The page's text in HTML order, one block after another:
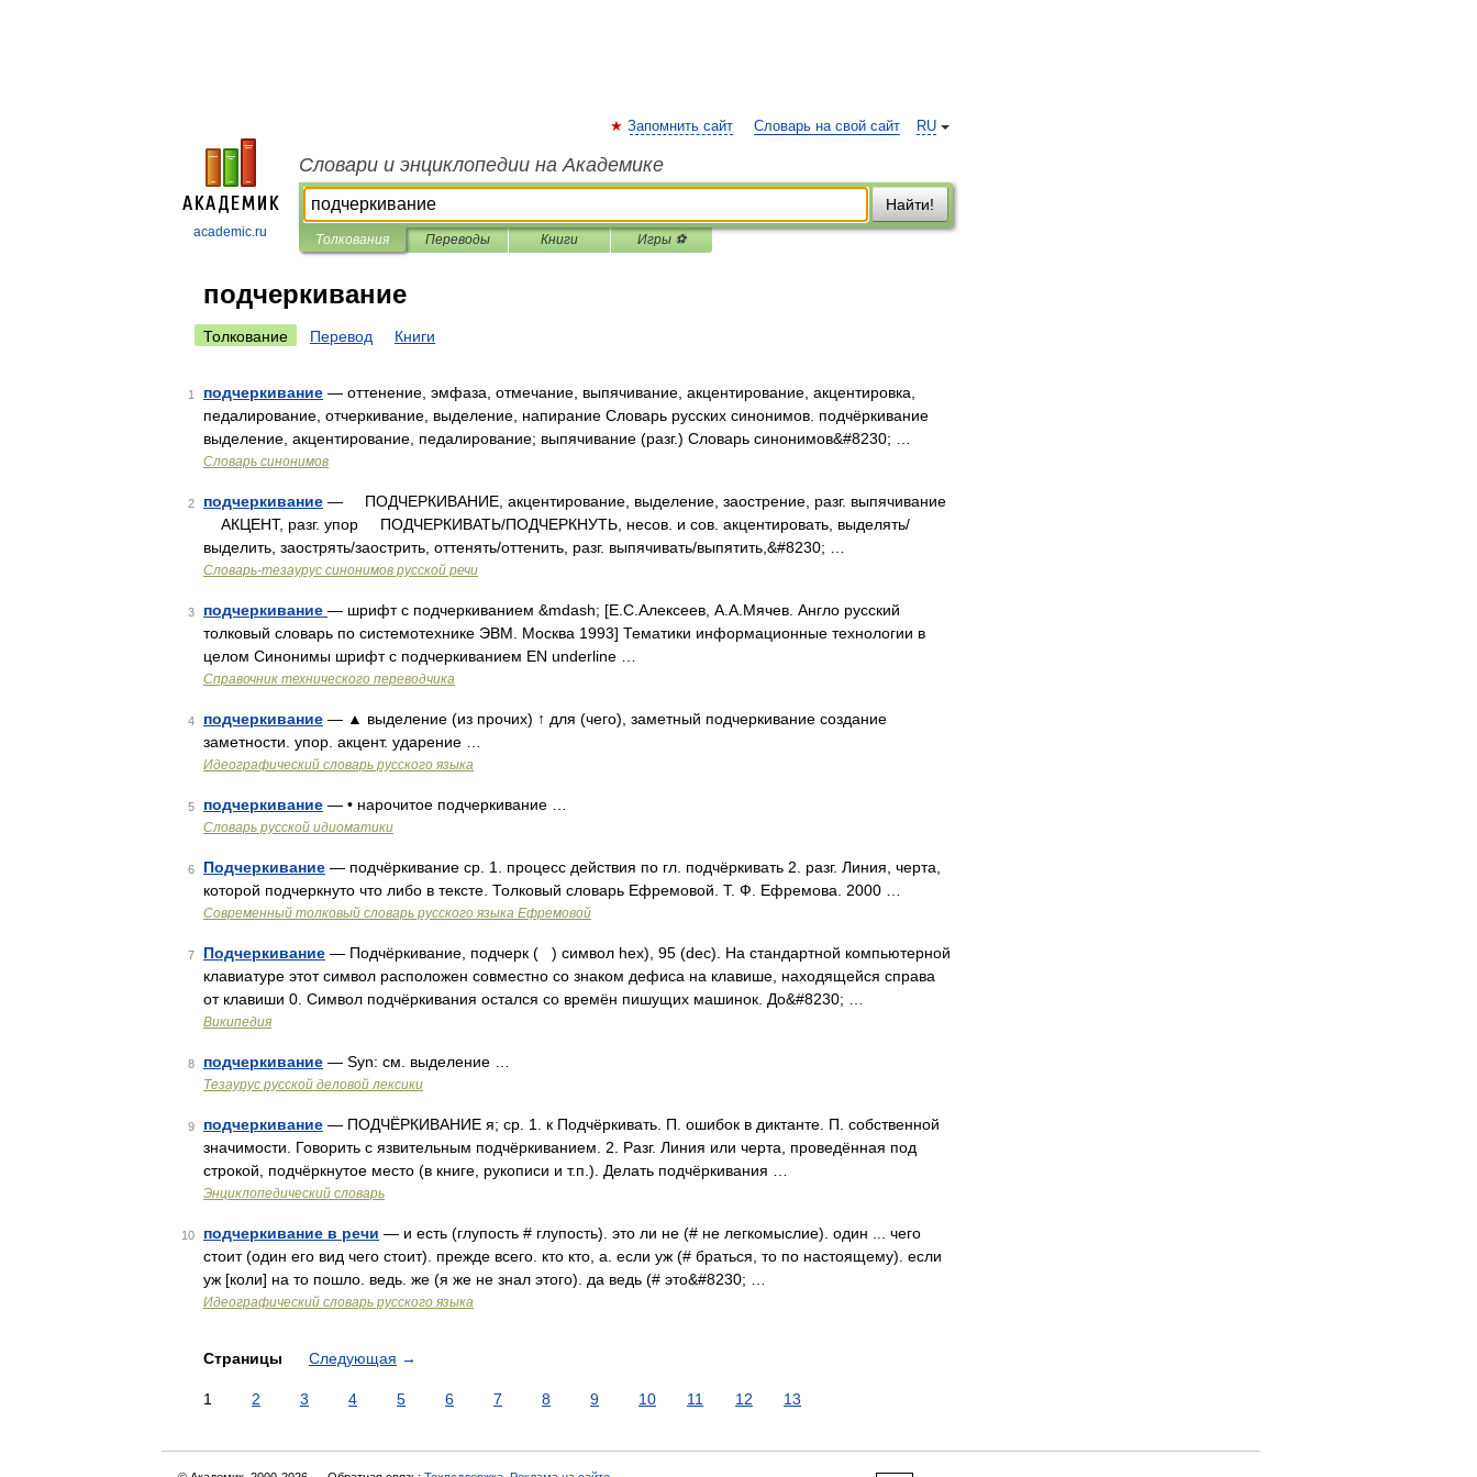
academic.ru
RU
Запомнить сайт Словарь на свой сайт
Словари и энциклопедии на Академике
Найти!
Толкования Переводы Книги Игры ⚽
подчеркивание
Толкование Перевод Книги
1 подчеркивание — оттенение, эмфаза, отмечание, выпячивание, акцентирование, акцентировка,
педалирование, отчеркивание, выделение, напирание Словарь русских синонимов. подчёркивание
выделение, акцентирование, педалирование; выпячивание (разг.) Словарь синонимов&#8230; …
Словарь синонимов
2 подчеркивание — ПОДЧЕРКИВАНИЕ, акцентирование, выделение, заострение, разг. выпячивание
АКЦЕНТ, разг. упор ПОДЧЕРКИВАТЬ/ПОДЧЕРКНУТЬ, несов. и сов. акцентировать, выделять/
выделить, заострять/заострить, оттенять/оттенить, разг. выпячивать/выпятить,&#8230; …
Словарь-тезаурус синонимов русской речи
3 подчеркивание — шрифт с подчеркиванием &mdash; [Е.С.Алексеев, А.А.Мячев. Англо русский
толковый словарь по системотехнике ЭВМ. Москва 1993] Тематики информационные технологии в
целом Синонимы шрифт с подчеркиванием EN underline …
Справочник технического переводчика
4 подчеркивание — ▲ выделение (из прочих) ↑ для (чего), заметный подчеркивание создание
заметности. упор. акцент. ударение …
Идеографический словарь русского языка
5 подчеркивание — • нарочитое подчеркивание …
Словарь русской идиоматики
6 Подчеркивание — подчёркивание ср. 1. процесс действия по гл. подчёркивать 2. разг. Линия, черта,
которой подчеркнуто что либо в тексте. Толковый словарь Ефремовой. Т. Ф. Ефремова. 2000 …
Современный толковый словарь русского языка Ефремовой
7 Подчеркивание — Подчёркивание, подчерк ( ) символ hex), 95 (dec). На стандартной компьютерной
клавиатуре этот символ расположен совместно со знаком дефиса на клавише, находящейся справа
от клавиши 0. Символ подчёркивания остался со времён пишущих машинок. До&#8230; …
Википедия
8 подчеркивание — Syn: см. выделение …
Тезаурус русской деловой лексики
9 подчеркивание — ПОДЧЁРКИВАНИЕ я; ср. 1. к Подчёркивать. П. ошибок в диктанте. П. собственной
значимости. Говорить с язвительным подчёркиванием. 2. Разг. Линия или черта, проведённая под
строкой, подчёркнутое место (в книге, рукописи и т.п.). Делать подчёркивания …
Энциклопедический словарь
10 подчеркивание в речи — и есть (глупость # глупость). это ли не (# не легкомыслие). один ... чего
стоит (один его вид чего стоит). прежде всего. кто кто, а. если уж (# браться, то по настоящему). если
уж [коли] на то пошло. ведь. же (я же не знал этого). да ведь (# это&#8230; …
Идеографический словарь русского языка
Страницы Следующая →
1 2 3 4 5 6 7 8 9 10 11 12 13